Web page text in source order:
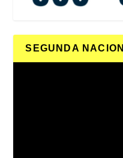
SEGUNDA